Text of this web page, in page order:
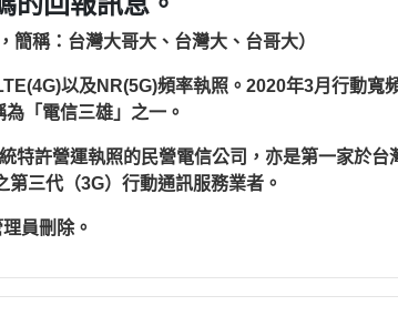
稱：台灣大哥大、台灣大、台哥大）
以及NR(5G)頻率執照。2020年3月行動寬
「電信三雄」之一。
特許營運執照的民營電信公司，亦是第一家於台
三代（3G）行動通訊服務業者。
員刪除。